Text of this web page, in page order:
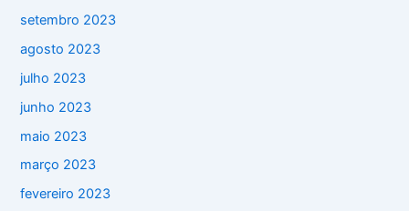
setembro 2023
agosto 2023
julho 2023
junho 2023
maio 2023
março 2023
fevereiro 2023